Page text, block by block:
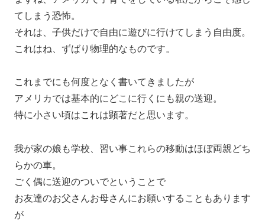
てしまう恐怖。
それは、子供だけで自由に遊びに行けてしまう自由度。
これはね、ずばり物理的なものです。
これまでにも何度となく書いてきましたが
アメリカでは基本的にどこに行くにも親の送迎。
特に小さい頃はこれは顕著だと思います。
我が家の娘も学校、習い事これらの移動はほぼ両親どち
らかの車。
ごく偶に送迎のついでということで
お友達のお父さんお母さんにお願いすることもあります
が